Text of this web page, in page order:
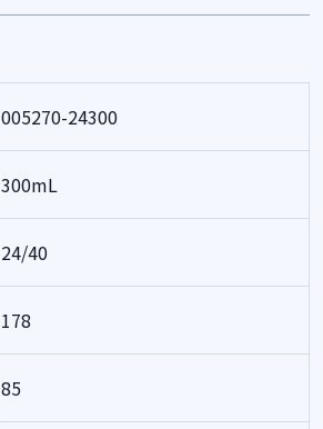
005270-24300
300mL
24/40
178
85